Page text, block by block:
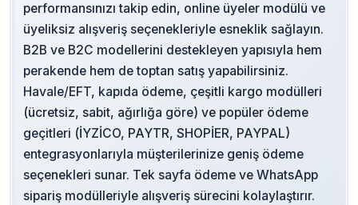
performansınızı takip edin, online üyeler modülü ve
üyeliksiz alışveriş seçenekleriyle esneklik sağlayın.
B2B ve B2C modellerini destekleyen yapısıyla hem
perakende hem de toptan satış yapabilirsiniz.
Havale/EFT, kapıda ödeme, çeşitli kargo modülleri
(ücretsiz, sabit, ağırlığa göre) ve popüler ödeme
geçitleri (İYZİCO, PAYTR, SHOPİER, PAYPAL)
entegrasyonlarıyla müşterilerinize geniş ödeme
seçenekleri sunar. Tek sayfa ödeme ve WhatsApp
sipariş modülleriyle alışveriş sürecini kolaylaştırır.